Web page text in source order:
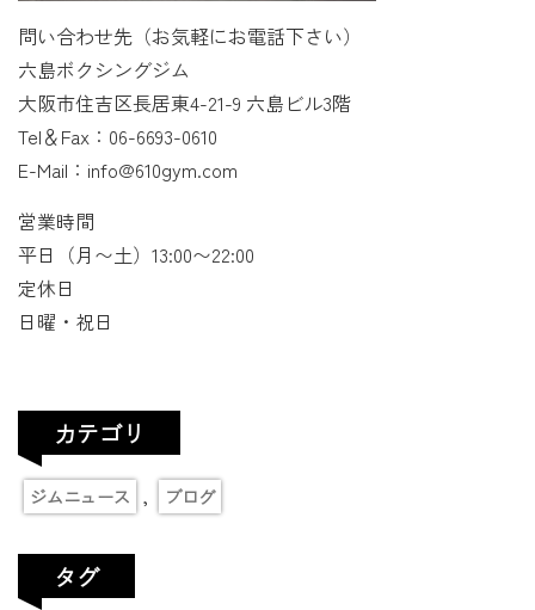
問い合わせ先（お気軽にお電話下さい）
六島ボクシングジム
大阪市住吉区長居東4-21-9 六島ビル3階
Tel＆Fax：06-6693-0610
E-Mail：info@610gym.com
営業時間
平日（月〜土）13:00〜22:00
定休日
日曜・祝日
カテゴリ
ジムニュース , ブログ
タグ